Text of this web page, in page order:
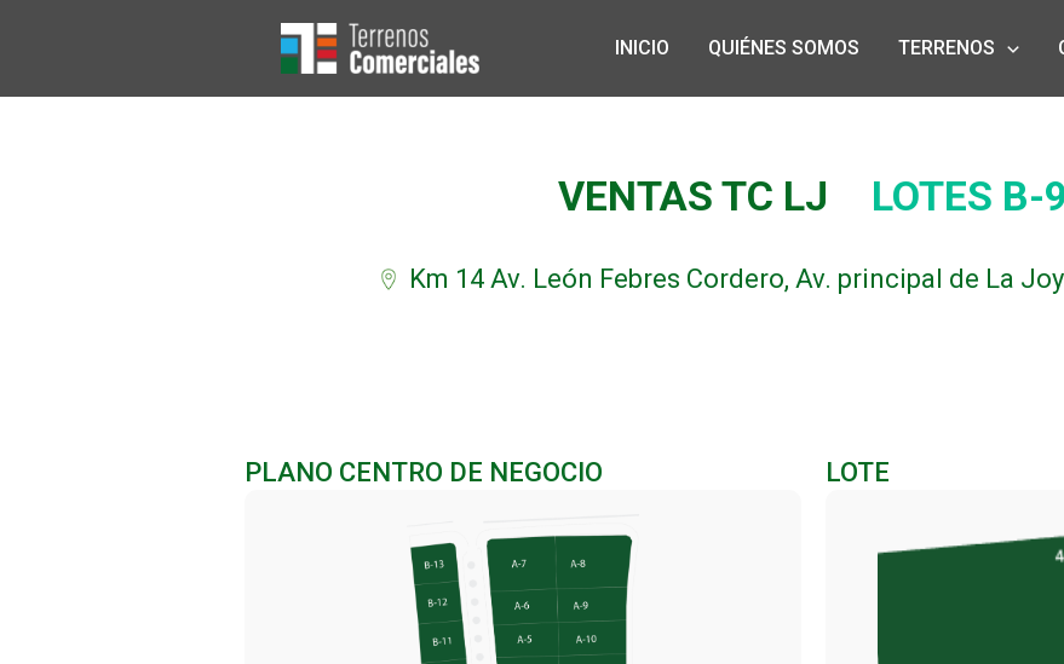
INICIO QUIÉNES SOMOS TERRENOS
VENTAS TC LJ LOTES B-9
Km 14 Av. León Febres Cordero, Av. principal de La
PLANO CENTRO DE NEGOCIO LOTE